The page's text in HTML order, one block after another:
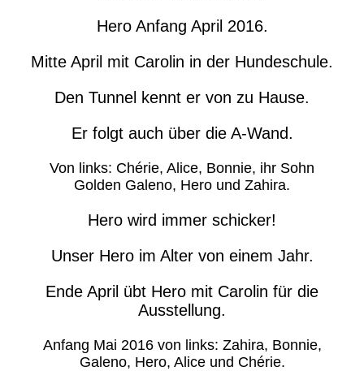
Hero Anfang April 2016.
Mitte April mit Carolin in der Hundeschule.
Den Tunnel kennt er von zu Hause.
Er folgt auch über die A-Wand.
Von links: Chérie, Alice, Bonnie, ihr Sohn
Golden Galeno, Hero und Zahira.
Hero wird immer schicker!
Unser Hero im Alter von einem Jahr.
Ende April übt Hero mit Carolin für die
Ausstellung.
Anfang Mai 2016 von links: Zahira, Bonnie,
Galeno, Hero, Alice und Chérie.